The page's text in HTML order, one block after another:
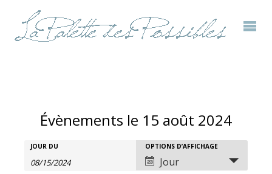
Évènements le 15 août 2024
Recherche
Rechercher
JOUR DU
Navigation
OPTIONS D’AFFICHAGE
Jour